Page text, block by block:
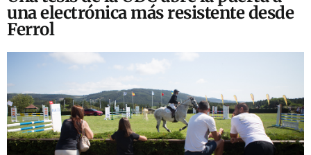
una electrónica más resistente desde
Ferrol